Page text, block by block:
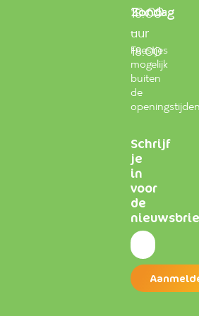
18.00
uur
Feestjes
mogelijk
buiten
de
openingstijden
Schrijf
je
in
voor
de
Zondag
10.00
–
18.00